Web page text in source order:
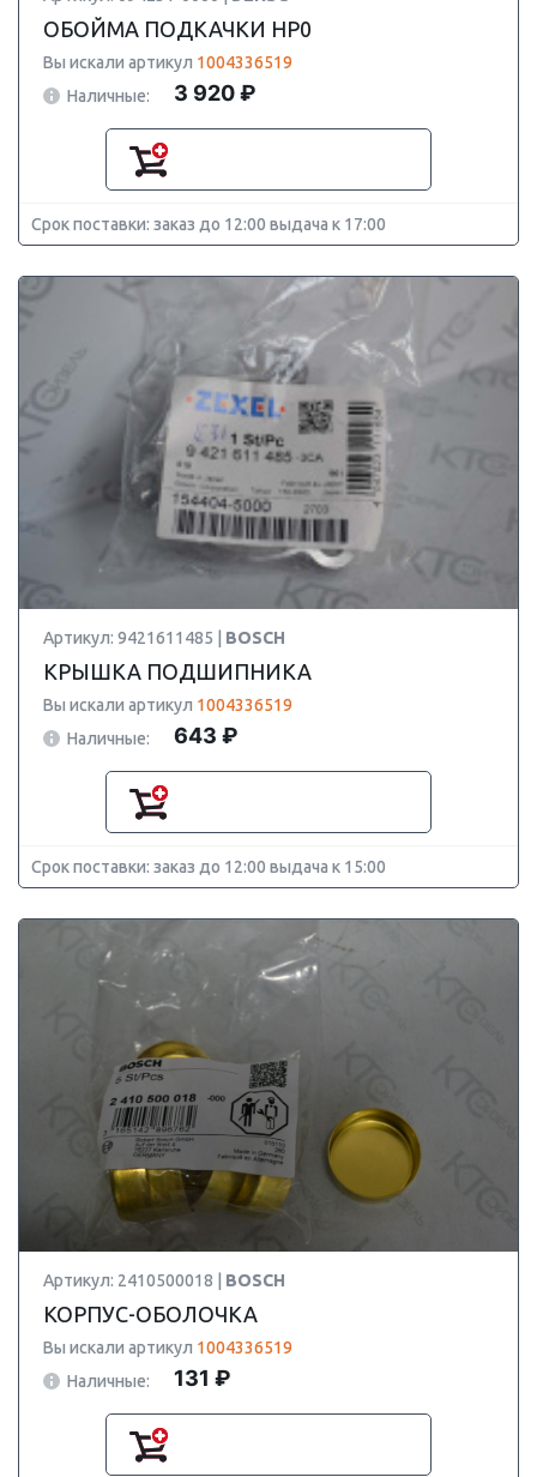
ОБОЙМА ПОДКАЧКИ HP0
Вы искали артикул 1004336519
Наличные:
3 920 ₽
Срок поставки: заказ до 12:00 выдача к 17:00
Артикул: 9421611485 | BOSCH
КРЫШКА ПОДШИПНИКА
Вы искали артикул 1004336519
Наличные:
643 ₽
Срок поставки: заказ до 12:00 выдача к 15:00
Артикул: 2410500018 | BOSCH
КОРПУС-ОБОЛОЧКА
Вы искали артикул 1004336519
Наличные:
131 ₽